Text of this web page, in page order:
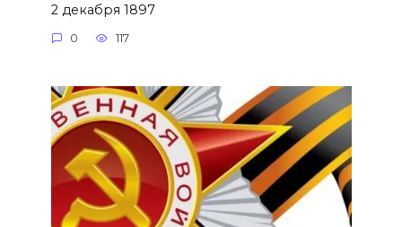
2 декабря 1897
0 117